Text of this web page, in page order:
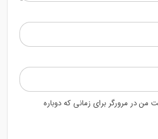
من در مرورگر برای زمانی که دوباره